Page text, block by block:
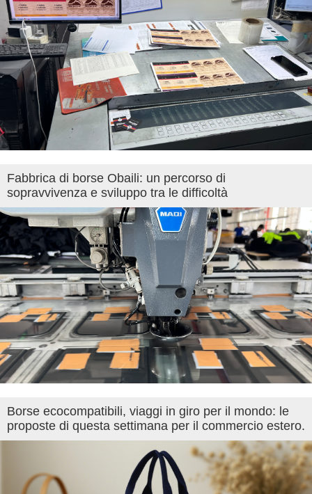
Fabbrica di borse Obaili: un percorso di
sopravvivenza e sviluppo tra le difficoltà
Borse ecocompatibili, viaggi in giro per il mondo: le
proposte di questa settimana per il commercio estero.